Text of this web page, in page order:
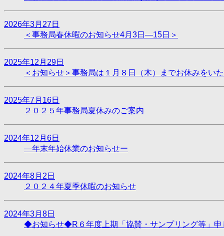
2026年3月27日
＜事務局春休暇のお知らせ4月3日―15日＞
2025年12月29日
＜お知らせ＞事務局は１月８日（木）までお休みをいた
2025年7月16日
２０２５年事務局夏休みのご案内
2024年12月6日
―年末年始休業のお知らせー
2024年8月2日
２０２４年夏季休暇のお知らせ
2024年3月8日
◆お知らせ◆R６年度上期「協賛・サンプリング等」申